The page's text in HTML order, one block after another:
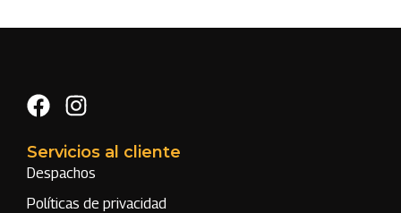
Servicios al cliente
Despachos
Políticas de privacidad